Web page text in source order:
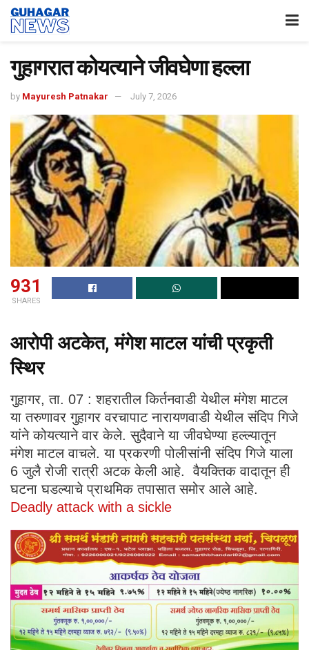
गुहागरात कोयत्याने जीवघेणा हल्ला
by Mayuresh Patnakar July 7, 2026
931
SHARES
आरोपी अटकेत, मंगेश माटल यांची प्रकृती
स्थिर
गुहागर, ता. 07 : शहरातील किर्तनवाडी येथील मंगेश माटल
या तरुणावर गुहागर वरचापाट नारायणवाडी येथील संदिप गिजे
यांने कोयत्याने वार केले. सुदैवाने या जीवघेण्या हल्ल्यातून
मंगेश माटल वाचले. या प्रकरणी पोलीसांनी संदिप गिजे याला
6 जुलै रोजी रात्री अटक केली आहे. वैयक्तिक वादातून ही
घटना घडल्याचे प्राथमिक तपासात समोर आले आहे.
Deadly attack with a sickle